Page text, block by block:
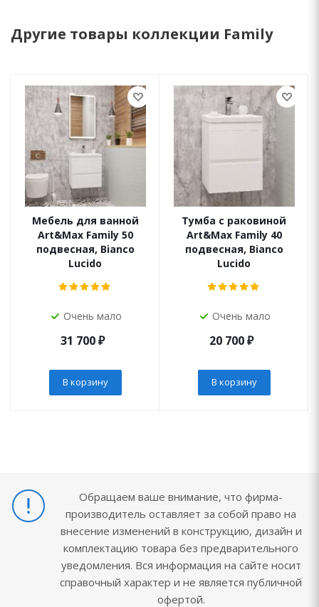
Другие товары коллекции Family
Мебель для ванной
Art&Max Family 50
подвесная, Bianco
Lucido
Очень мало
31 700₽
В корзину
Тумба с раковиной
Art&Max Family 40
подвесная, Bianco
Lucido
Очень мало
20 700₽
В корзину
Обращаем ваше внимание, что фирма-
производитель оставляет за собой право на
внесение изменений в конструкцию, дизайн и
комплектацию товара без предварительного
уведомления. Вся информация на сайте носит
справочный характер и не является публичной
офертой.